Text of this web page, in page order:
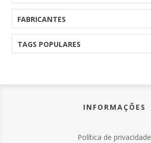
FABRICANTES
TAGS POPULARES
INFORMAÇÕES
Política de privacidade